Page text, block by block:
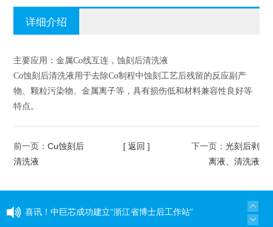
详细介绍
主要应用：金属Co线互连，蚀刻后清洗液
Co蚀刻后清洗液用于去除Co制程中蚀刻工艺后残留的反应副产
物、颗粒污染物、金属离子等，具有损伤低和材料兼容性良好等
特点。
前一页：Cu蚀刻后
清洗液
[ 返回 ] 下一页： 光刻后剥
离液、清洗液
喜讯！中巨芯成功建立“浙江省博士后工作站”